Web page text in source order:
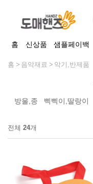
홈 신상품 샘플페이백
홈 음악재료 악기,반제품
방울,종 삑삑이,딸랑이
전체 24개